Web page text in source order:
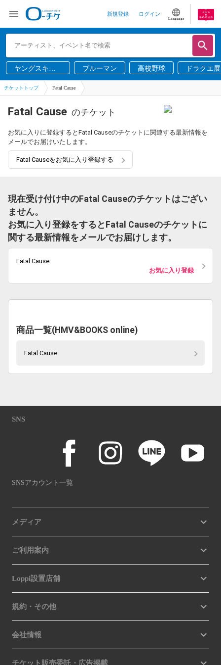
新規登録 ログイン
Language
ヤングスキニ
ー
ブルーマン 高校野球 ドラクエ展
チケットトップ Fatal Cause
Fatal Cause のチケット
お気に入りに登録するとFatal Causeのチケットに関連する最新情報を
メールでお届けいたします。
Fatal Causeをお気に入り登録する
現在受け付け中のFatal Causeのチケットはござい
ません。
お気に入り登録をするとFatal Causeのチケットに
関する最新情報をメールでお届けします。
Fatal Cause
お気に入り登録
商品一覧(HMV&BOOKS online)
Fatal Cause
SNS
SNSアカウント一覧
メディア
ご利用案内
Loppi設置店舗
規約・その他
会社情報
チケット販売委託・広告掲載